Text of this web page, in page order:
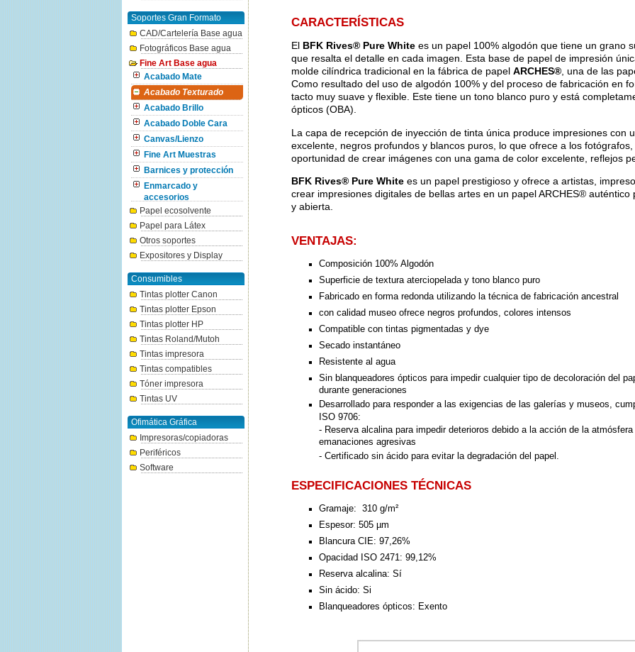
Soportes Gran Formato
CAD/Cartelería Base agua
Fotográficos Base agua
Fine Art Base agua
Acabado Mate
Acabado Texturado
Acabado Brillo
Acabado Doble Cara
Canvas/Lienzo
Fine Art Muestras
Barnices y protección
Enmarcado y
accesorios
Papel ecosolvente
Papel para Látex
Otros soportes
Expositores y Display
Consumibles
Tintas plotter Canon
Tintas plotter Epson
Tintas plotter HP
Tintas Roland/Mutoh
Tintas impresora
Tintas compatibles
Tóner impresora
Tintas UV
Ofimática Gráfica
Impresoras/copiadoras
Periféricos
Software
CARACTERÍSTICAS
El BFK Rives® Pure Whitees un papel 100% algodón que tiene un grano
que resalta el detalle en cada imagen. Esta base de papel de impresión
molde cilíndrica tradicional en la fábrica de papel ARCHES®, una de las
Como resultado del uso de algodón 100% y del proceso de fabricación en
tacto muy suave y flexible. Este tiene un tono blanco puro y está
ópticos (OBA).
La capa de recepción de inyección de tinta única produce impresiones con
excelente, negros profundos y blancos puros, lo que ofrece a los
oportunidad de crear imágenes con una gama de color excelente, reflejos
BFK Rives® Pure Whitees un papel prestigioso y ofrece a artistas,
crear impresiones digitales de bellas artes en un papel ARCHES®
y abierta.
VENTAJAS:
Composición 100% Algodón
Superficie de textura aterciopelada y tono blanco puro
Fabricado en forma redonda utilizando la técnica de fabricación ancestral
con calidad museo ofrece negros profundos, colores intensos
Compatible con tintas pigmentadas y dye
Secado instantáneo
Resistente al agua
Sin blanqueadores ópticos para impedir cualquier tipo de decoloración del
durante generaciones
Desarrollado para responder a las exigencias de las galerías y museos,
ISO 9706:
- Reserva alcalina para impedir deterioros debido a la acción de la
emanaciones agresivas
- Certificado sin ácido para evitar la degradación del papel.
ESPECIFICACIONES TÉCNICAS
Gramaje: 310 g/m²
Espesor: 505 µm
Blancura CIE: 97,26%
Opacidad ISO 2471: 99,12%
Reserva alcalina: Sí
Sin ácido: Si
Blanqueadores ópticos: Exento